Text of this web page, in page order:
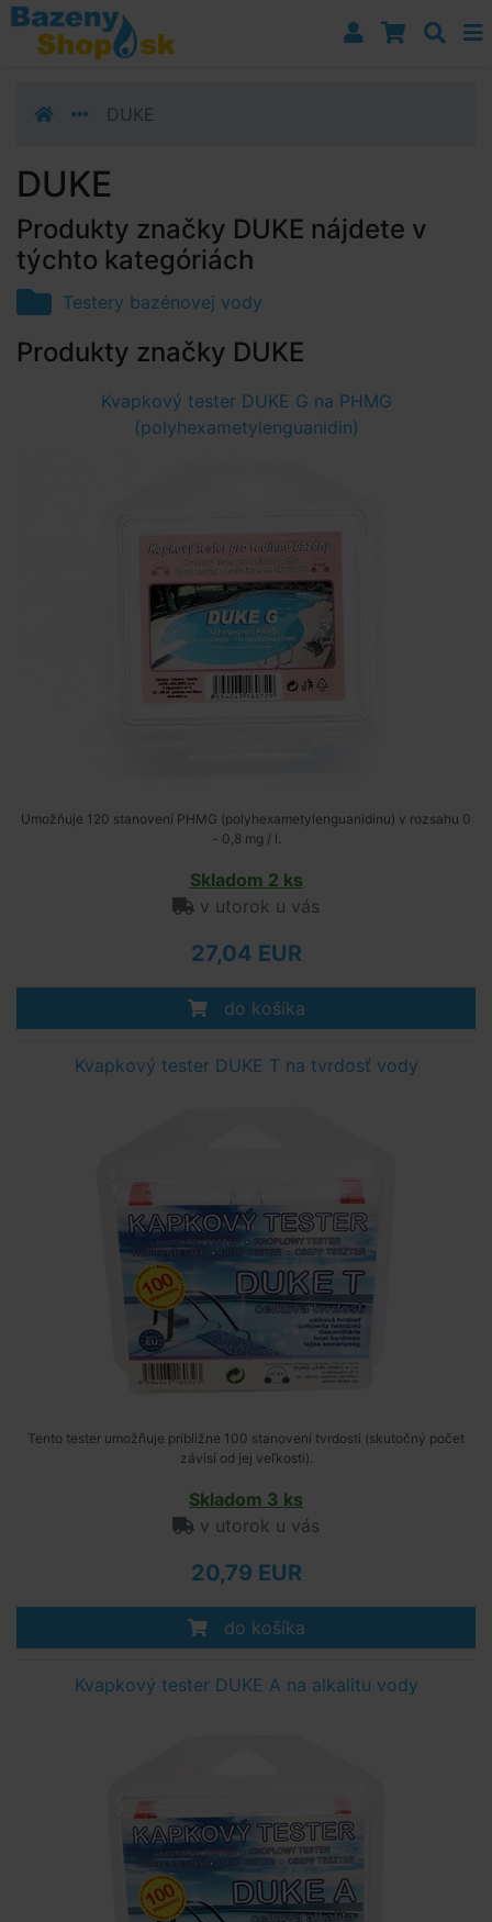
Prejsť k navigácii
Prejsť na obsah
Prejsť k bočnému stĺpci
DUKE
DUKE
Produkty značky DUKE nájdete v
týchto kategóriách
Testery bazénovej vody
Produkty značky DUKE
Kvapkový tester DUKE G na PHMG
(polyhexametylenguanidin)
Umožňuje 120 stanovení PHMG (polyhexametylenguanidinu) v rozsahu 0
- 0,8 mg / l.
Skladom 2 ks
v utorok u vás
27,04 EUR
do košíka
Kvapkový tester DUKE T na tvrdosť vody
Tento tester umožňuje približne 100 stanovení tvrdosti (skutočný počet
závisí od jej veľkosti).
Skladom 3 ks
v utorok u vás
20,79 EUR
do košíka
Kvapkový tester DUKE A na alkalitu vody